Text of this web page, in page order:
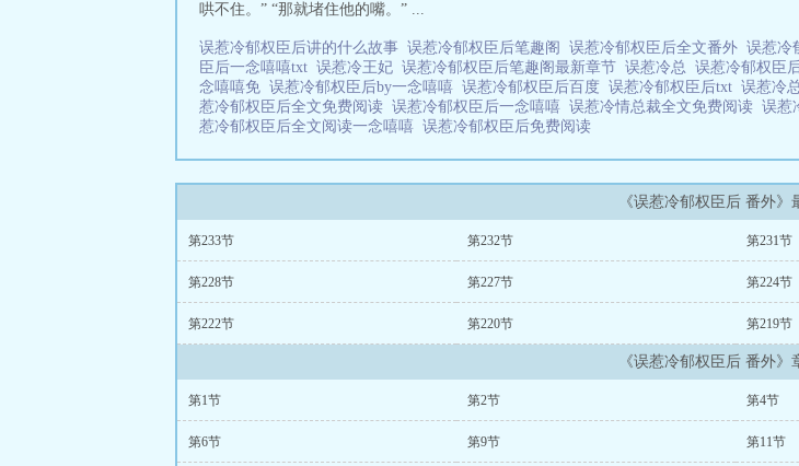
哄不住。” “那就堵住他的嘴。” ...
误惹冷郁权臣后讲的什么故事 误惹冷郁权臣后笔趣阁 误惹冷郁权臣后全文番外 误惹冷
臣后一念嘻嘻txt 误惹冷王妃 误惹冷郁权臣后笔趣阁最新章节 误惹冷总 误惹冷郁权臣
念嘻嘻免 误惹冷郁权臣后by一念嘻嘻 误惹冷郁权臣后百度 误惹冷郁权臣后txt 误惹冷
惹冷郁权臣后全文免费阅读 误惹冷郁权臣后一念嘻嘻 误惹冷情总裁全文免费阅读 误惹
惹冷郁权臣后全文阅读一念嘻嘻 误惹冷郁权臣后免费阅读
《误惹冷郁权臣后 番外》
第233节 第232节 第231节
第228节 第227节 第224节
第222节 第220节 第219节
《误惹冷郁权臣后 番外》
第1节 第2节 第4节
第6节 第9节 第11节